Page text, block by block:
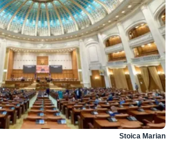
Stoica Marian